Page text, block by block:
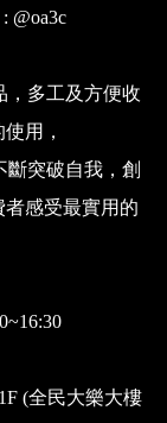
@oa3c
，多工及方便收
用，
突破自我，創
感受最實用的
(全民大樂大樓